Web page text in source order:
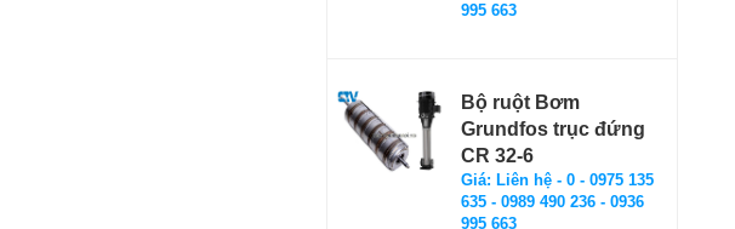
995 663
Bộ ruột Bơm
Grundfos trục đứng
CR 32-6
Giá: Liên hệ - 0 - 0975 135
635 - 0989 490 236 - 0936
995 663